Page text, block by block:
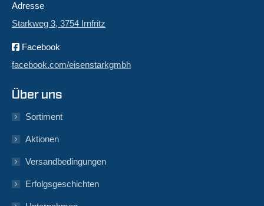
Adresse
Starkweg 3, 3754 Irnfritz
Facebook
facebook.com/eisenstarkgmbh
Über uns
Sortiment
Aktionen
Versandbedingungen
Erfolgsgeschichten